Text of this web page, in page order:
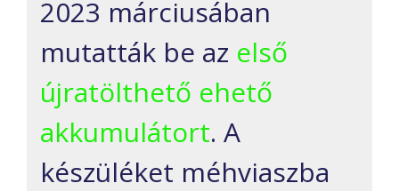
2023 márciusában
mutatták be az első
újratölthető ehető
akkumulátort. A
készüléket méhviaszba